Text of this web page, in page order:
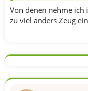
Von denen nehme
zu viel anders Zeug